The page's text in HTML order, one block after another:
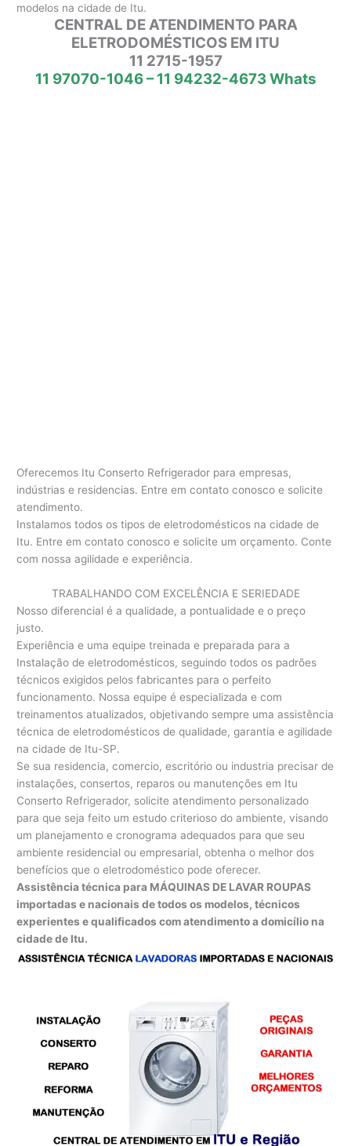
modelos na cidade de Itu.
CENTRAL DE ATENDIMENTO PARA
ELETRODOMÉSTICOS EM ITU
11 2715-1957
11 97070-1046 – 11 94232-4673 Whats
Oferecemos Itu Conserto Refrigerador para empresas,
indústrias e residencias. Entre em contato conosco e solicite
atendimento.
Instalamos todos os tipos de eletrodomésticos na cidade de
Itu. Entre em contato conosco e solicite um orçamento. Conte
com nossa agilidade e experiência.
TRABALHANDO COM EXCELÊNCIA E SERIEDADE
Nosso diferencial é a qualidade, a pontualidade e o preço
justo.
Experiência e uma equipe treinada e preparada para a
Instalação de eletrodomésticos, seguindo todos os padrões
técnicos exigidos pelos fabricantes para o perfeito
funcionamento. Nossa equipe é especializada e com
treinamentos atualizados, objetivando sempre uma assistência
técnica de eletrodomésticos de qualidade, garantia e agilidade
na cidade de Itu-SP.
Se sua residencia, comercio, escritório ou industria precisar de
instalações, consertos, reparos ou manutenções em Itu
Conserto Refrigerador, solicite atendimento personalizado
para que seja feito um estudo criterioso do ambiente, visando
um planejamento e cronograma adequados para que seu
ambiente residencial ou empresarial, obtenha o melhor dos
benefícios que o eletrodoméstico pode oferecer.
Assistência técnica para MÁQUINAS DE LAVAR ROUPAS
importadas e nacionais de todos os modelos, técnicos
experientes e qualificados com atendimento a domicílio na
cidade de Itu.